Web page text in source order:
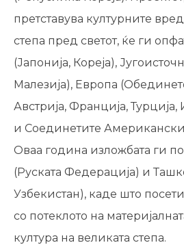
претставува културните
степа пред светот, ќе ги
(Јапонија, Кореја),
Малезија), Европа
Австрија, Франција, Турција,
и Соединетите
Оваа година изложбата ги
(Руската Федерација) и
Узбекистан), каде што
со потеклото на
култура на великата степа.